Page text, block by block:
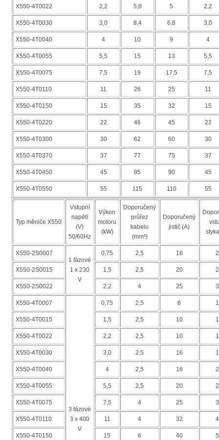
X550-4T0022 2,2 5,8 5 2,2
X550-4T0030 3,0 8,4 6,8 3,0
X550-4T0040 4 10 9 4
X550-4T0055 5,5 15 13 5,5
X550-4T0075 7,5 19 17,5 7,5
X550-4T0110 11 26 25 11
X550-4T0150 15 35 32 15
X550-4T0220 22 46 45 22
X550-4T0300 30 62 60 30
X550-4T0370 37 77 75 37
X550-4T0450 45 95 90 45
X550-4T0550 55 115 110 55
Typ měniče X550
Vstupní
napětí
(V)
50/60Hz
Výkon
motoru
(kW)
Doporučený
průřez
kabelu
(mm²)
Doporučený
jistič (A)
X550-2S0007
1 fázové
1 x 230
V
0,75 2,5 16
X550-2S0015 1,5 2,5 20
X550-2S0022 2,2 4 25
X550-4T0007
3 fázové
3 x 400
V
0,75 2,5 6
X550-4T0015 1,5 2,5 10
X550-4T0022 2,2 2,5 10
X550-4T0030 3,0 2,5 16
X550-4T0040 4 2,5 16
X550-4T0055 5,5 2,5 20
X550-4T0075 7,5 4 25
X550-4T0110 11 4 32
X550-4T0150 15 6 40